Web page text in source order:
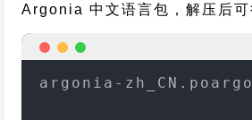
Argonia 中文语言包，解压后可
argonia-